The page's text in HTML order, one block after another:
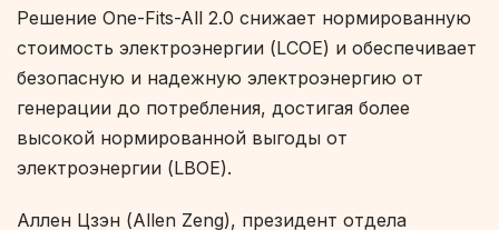
Решение One-Fits-All 2.0 снижает нормированную
стоимость электроэнергии (LCOE) и обеспечивает
безопасную и надежную электроэнергию от
генерации до потребления, достигая более
высокой нормированной выгоды от
электроэнергии (LBOE).
Аллен Цзэн (Allen Zeng), президент отдела